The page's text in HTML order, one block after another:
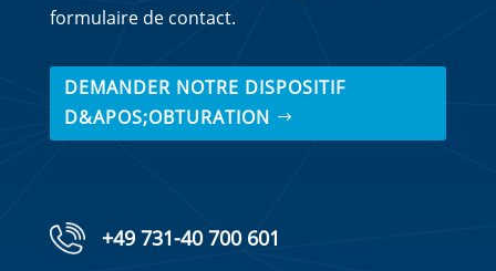
formulaire de contact.
DEMANDER NOTRE DISPOSITIF
D&APOS;OBTURATION
+49 731-40 700 601